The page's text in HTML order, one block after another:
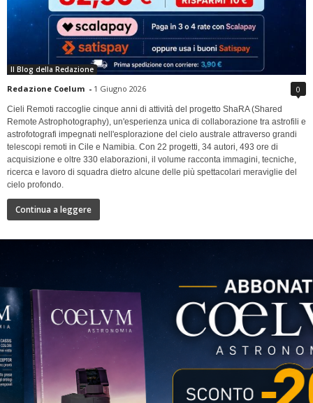
Il Blog della Redazione
Redazione Coelum - 1 Giugno 2026 0
Cieli Remoti raccoglie cinque anni di attività del progetto ShaRA (Shared
Remote Astrophotography), un'esperienza unica di collaborazione tra astrofili e
astrofotografi impegnati nell'esplorazione del cielo australe attraverso grandi
telescopi remoti in Cile e Namibia. Con 22 progetti, 34 autori, 493 ore di
acquisizione e oltre 330 elaborazioni, il volume racconta immagini, tecniche,
ricerca e lavoro di squadra dietro alcune delle più spettacolari meraviglie del
cielo profondo.
Continua a leggere